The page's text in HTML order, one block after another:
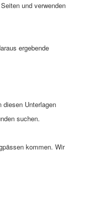
und verwenden
ergebende
diesen Unterlagen
suchen.
kommen. Wir